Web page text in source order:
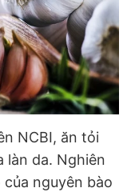
NCBI, ăn tỏi
làn da. Nghiên
nguyên bào